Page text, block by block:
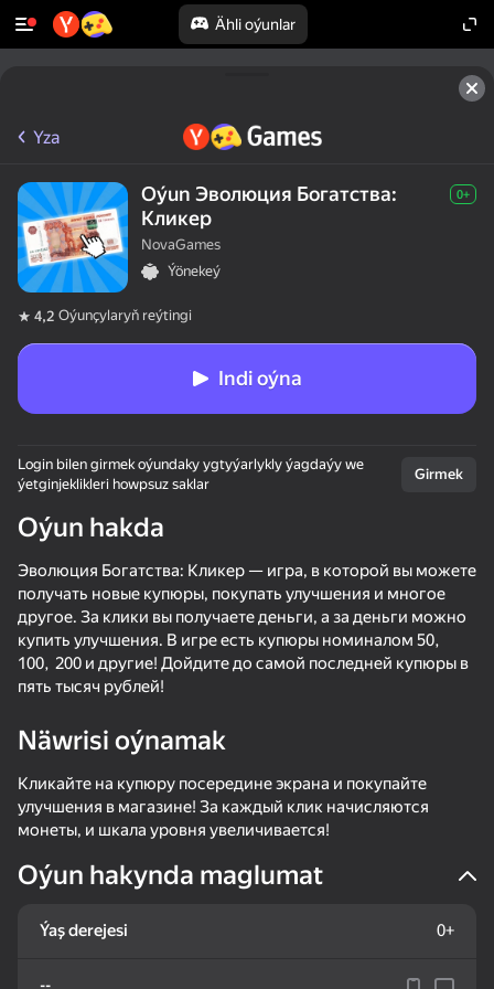
Ähli oýunlar
Bu oýun diňe peýza
ugry goldaýar
Oýun
Yza
Oýun Эволюция Богатства:
Кликер
0+
NovaGames
Ýönekeý
4,2 Oýunçylaryň reýtingi
Indi oýna
Login bilen girmek oýundaky ygtyýarlykly ýagdaýy we
ýetginjeklikleri howpsuz saklar
Girmek
Oýun hakda
Эволюция Богатства: Кликер — игра, в которой вы можете
получать новые купюры, покупать улучшения и многое
другое. За клики вы получаете деньги, а за деньги можно
купить улучшения. В игре есть купюры номиналом 50,
100, 200 и другие! Дойдите до самой последней купюры в
пять тысяч рублей!
Näwrisi oýnamak
Кликайте на купюру посередине экрана и покупайте
улучшения в магазине! За каждый клик начисляются
монеты, и шкала уровня увеличивается!
Oýun hakynda maglumat
Ýaş derejesi 0+